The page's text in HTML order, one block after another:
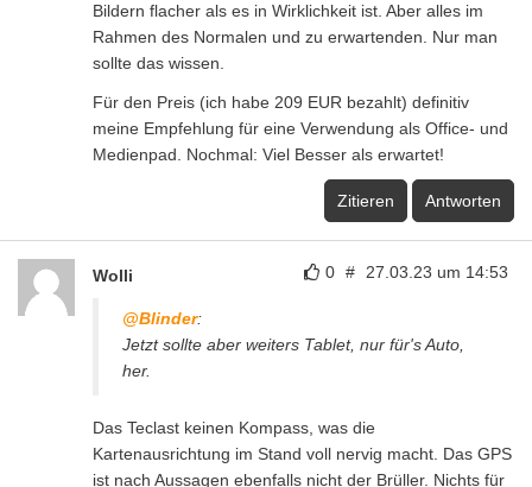
Bildern flacher als es in Wirklichkeit ist. Aber alles im
Rahmen des Normalen und zu erwartenden. Nur man
sollte das wissen.
Für den Preis (ich habe 209 EUR bezahlt) definitiv
meine Empfehlung für eine Verwendung als Office- und
Medienpad. Nochmal: Viel Besser als erwartet!
Zitieren Antworten
0 # 27.03.23 um 14:53
Wolli
@Blinder:
Jetzt sollte aber weiters Tablet, nur für's Auto,
her.
Das Teclast keinen Kompass, was die
Kartenausrichtung im Stand voll nervig macht. Das GPS
ist nach Aussagen ebenfalls nicht der Brüller. Nichts für